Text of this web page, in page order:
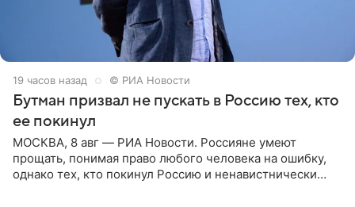
19 часов назад © РИА Новости
Бутман призвал не пускать в Россию тех, кто
ее покинул
МОСКВА, 8 авг — РИА Новости. Россияне умеют
прощать, понимая право любого человека на ошибку,
однако тех, кто покинул Россию и ненавистнически